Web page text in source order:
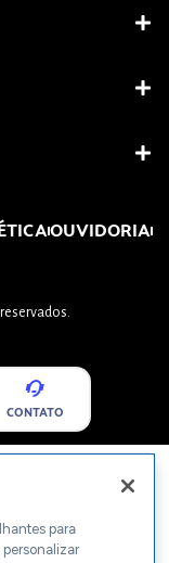
OUVIDORIA
CONTATO
para
personalizar